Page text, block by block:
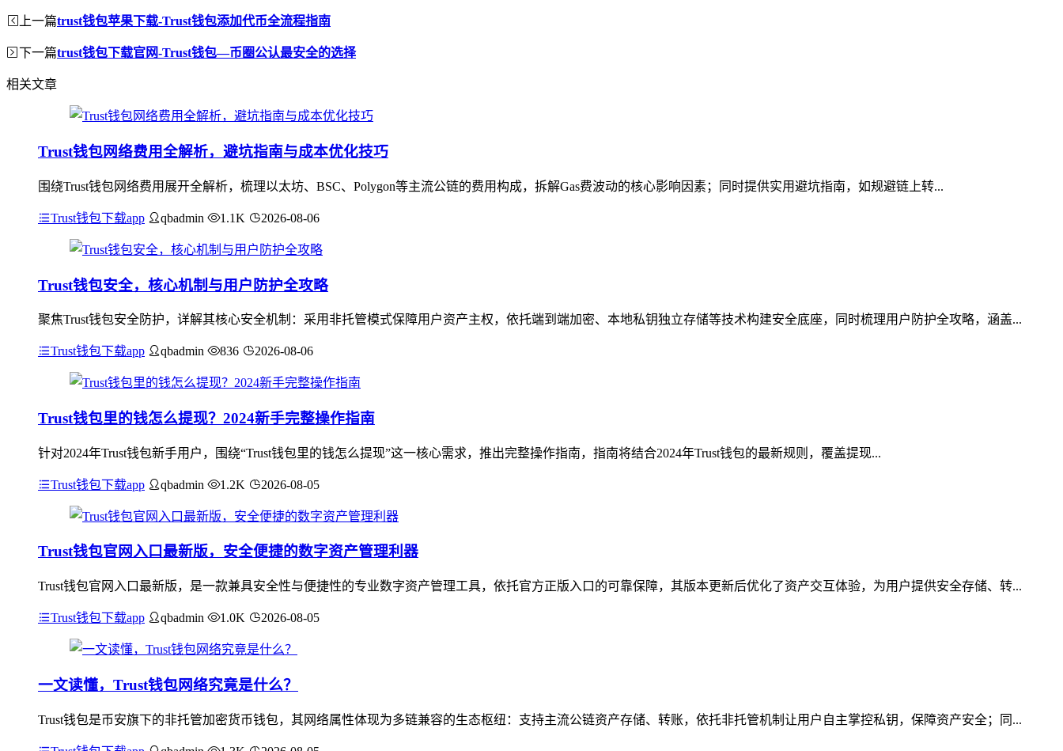
上一篇trust钱包苹果下载-Trust钱包添加代币全流程指南
下一篇trust钱包下载官网-Trust钱包—币圈公认最安全的选择
相关文章
Trust钱包网络费用全解析，避坑指南与成本优化技巧
围绕Trust钱包网络费用展开全解析，梳理以太坊、BSC、Polygon等主流公链的费用构成，拆解Gas费波动的核心影响因素；同时提供实用避坑指南，如规避链上转...
Trust钱包下载app qbadmin 1.1K 2026-08-06
Trust钱包安全，核心机制与用户防护全攻略
聚焦Trust钱包安全防护，详解其核心安全机制：采用非托管模式保障用户资产主权，依托端到端加密、本地私钥独立存储等技术构建安全底座，同时梳理用户防护全攻略，涵盖...
Trust钱包下载app qbadmin 836 2026-08-06
Trust钱包里的钱怎么提现？2024新手完整操作指南
针对2024年Trust钱包新手用户，围绕“Trust钱包里的钱怎么提现”这一核心需求，推出完整操作指南，指南将结合2024年Trust钱包的最新规则，覆盖提现...
Trust钱包下载app qbadmin 1.2K 2026-08-05
Trust钱包官网入口最新版，安全便捷的数字资产管理利器
Trust钱包官网入口最新版，是一款兼具安全性与便捷性的专业数字资产管理工具，依托官方正版入口的可靠保障，其版本更新后优化了资产交互体验，为用户提供安全存储、转...
Trust钱包下载app qbadmin 1.0K 2026-08-05
一文读懂，Trust钱包网络究竟是什么？
Trust钱包是币安旗下的非托管加密货币钱包，其网络属性体现为多链兼容的生态枢纽：支持主流公链资产存储、转账，依托非托管机制让用户自主掌控私钥，保障资产安全；同...